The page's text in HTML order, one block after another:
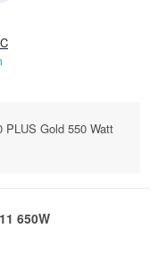
PLUS Gold 550 Watt
650W